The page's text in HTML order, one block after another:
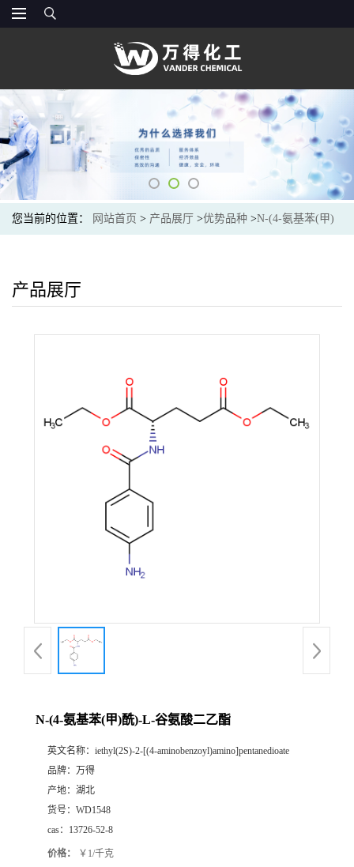
您当前的位置： 网站首页 > 产品展厅 >优势品种 >N-(4-氨基苯(甲)
产品展厅
N-(4-氨基苯(甲)酰)-L-谷氨酸二乙酯
英文名称： iethyl(2S)-2-[(4-aminobenzoyl)amino]pentanedioate
品牌： 万得
产地： 湖北
货号： WD1548
cas： 13726-52-8
价格： ￥1/千克